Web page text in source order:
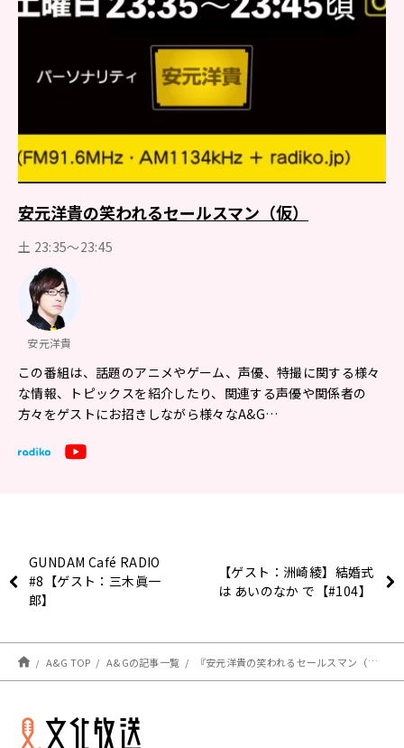
安元洋貴の笑われるセールスマン（仮）
土 23:35～23:45
安元洋貴
この番組は、話題のアニメやゲーム、声優、特撮に関する様々
な情報、トピックスを紹介したり、関連する声優や関係者の
方々をゲストにお招きしながら様々なA&G…
GUNDAM Café RADIO
#8【ゲスト：三木眞一
郎】
【ゲスト：洲崎綾】結婚式
は あいのなか で【#104​】
A&G TOP A&Gの記事一覧 『安元洋貴の笑われるセールスマン（仮）』 市ノ瀬加那さんへのメール大募集！